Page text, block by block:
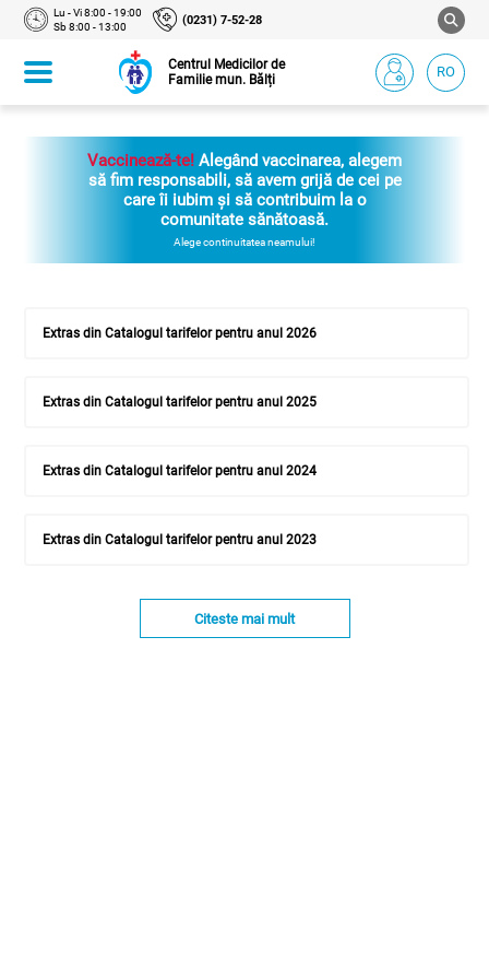
Lu - Vi 8:00 - 19:00
Sb 8:00 - 13:00
(0231) 7-52-28
Centrul Medicilor de
Familie mun. Bălți
RO
Vaccinează-te! Alegând vaccinarea, alegem
să fim responsabili, să avem grijă de cei pe
care îi iubim și să contribuim la o
comunitate sănătoasă.
Alege continuitatea neamului!
Extras din Catalogul tarifelor pentru anul 2026
Extras din Catalogul tarifelor pentru anul 2025
Extras din Catalogul tarifelor pentru anul 2024
Extras din Catalogul tarifelor pentru anul 2023
Citeste mai mult